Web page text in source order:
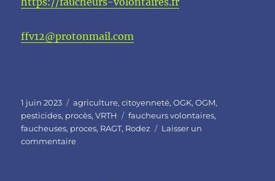
ffv12@protonmail.com
Publié
le
1 juin 2023 Catégories
agriculture,citoyenneté,OGK,OGM,
pesticides, procès,VRTH Étiquettes
faucheurs volontaires,
faucheuses, proces, RAGT, Rodez
Laisser un
commentairesur